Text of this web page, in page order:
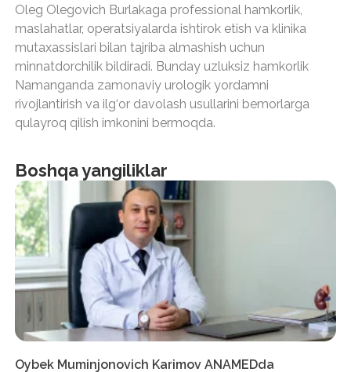
Oleg Olegovich Burlakaga professional hamkorlik,
maslahatlar, operatsiyalarda ishtirok etish va klinika
mutaxassislari bilan tajriba almashish uchun
minnatdorchilik bildiradi. Bunday uzluksiz hamkorlik
Namanganda zamonaviy urologik yordamni
rivojlantirish va ilg‘or davolash usullarini bemorlarga
qulayroq qilish imkonini bermoqda.
Boshqa yangiliklar
Oybek Muminjonovich Karimov ANAMEDda